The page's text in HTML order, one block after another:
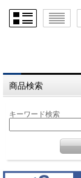
商品検索
キーワード検索